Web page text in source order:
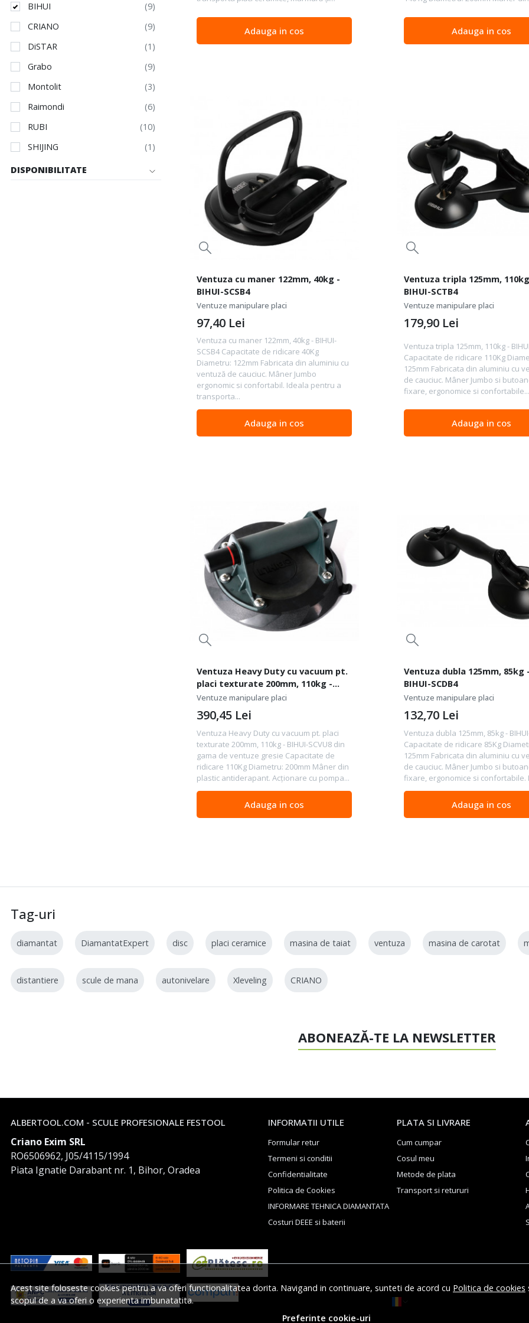
BIHUI
CRIANO
DiSTAR
Grabo
Montolit
Raimondi
RUBI
SHIJING
DISPONIBILITATE
Adauga in cos Adauga in cos
Ventuza cu maner 122mm, 40kg -
BIHUI-SCSB4
Ventuze manipulare placi
Ventuza cu maner 122mm, 40kg - BIHUI-
SCSB4 Capacitate de ridicare 40Kg
Diametru: 122mm Fabricata din aluminiu cu
ventuză de cauciuc. Mâner Jumbo
ergonomic si confortabil. Ideala pentru a
transporta...
97,40 Lei
Adauga in cos
Ventuza tripla 125mm,
BIHUI-SCTB4
Ventuze manipulare placi
Ventuza tripla 125mm, 110kg -
Capacitate de ridicare 110Kg
125mm Fabricata din aluminiu cu
de cauciuc. Mâner Jumbo si
fixare, ergonomice si
179,90 Lei
Adauga in cos
Ventuza Heavy Duty cu vacuum pt.
placi texturate 200mm, 110kg -
BIHUI-SCVU8
Ventuze manipulare placi
Ventuza Heavy Duty cu vacuum pt. placi
texturate 200mm, 110kg - BIHUI-SCVU8 din
gama de ventuze gresie Capacitate de
ridicare 110Kg Diametru: 200mm Mâner din
plastic antiderapant. Acționare cu pompa...
390,45 Lei
Adauga in cos
Ventuza dubla 125mm, 85kg -
BIHUI-SCDB4
Ventuze manipulare placi
Ventuza dubla 125mm, 85kg -
Capacitate de ridicare 85Kg
125mm Fabricata din aluminiu cu
de cauciuc. Mâner Jumbo si
fixare, ergonomice si confortabile.
132,70 Lei
Adauga in cos
Acest site foloseste cookies pentru a va oferi functionalitatea dorita. Navigand in continuare, sunteti de acord cu Politica de cookies
scopul de a va oferi o experienta imbunatatita.
Preferinte cookie-uri
Tag-uri
diamantat DiamantatExpert disc placi ceramice masina de taiat ventuza masina de carotat
distantiere scule de mana autonivelare Xleveling CRIANO
ABONEAZĂ-TE LA NEWSLETTER
ALBERTOOL.COM - SCULE PROFESIONALE FESTOOL
Criano Exim SRL
RO6506962, J05/4115/1994
Piata Ignatie Darabant nr. 1, Bihor, Oradea
INFORMATII UTILE
Formular retur
Termeni si conditii
Confidentialitate
Politica de Cookies
INFORMARE TEHNICA DIAMANTATA
Costuri DEEE si baterii
PLATA SI LIVRARE
Cum cumpar
Cosul meu
Metode de plata
Transport si retururi